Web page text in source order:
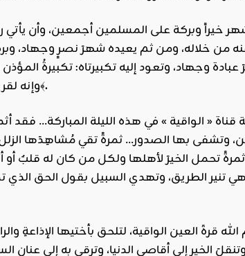
خيراً وبركة على المسلمين أجمعين، وأن يأتي
من خلاله، ومن ثم يعيده شهرَ نصرٍ وجهاد،
وجهاد، وتعود إليه تكبيرتاه: تكبيرةُ
وإنه﴾.
« الواقية » في هذه الليلة المباركة… فقد
وتشفى بها الصدور… ثمرةً تقي مُشاهِدَها
ثمرةً تحمل الخيرَ لأهلها ولكل من كان له
تنير الطريق، وتهدي السبيل بقول الحق الذي
قرةَ العين الواقية، لتلحق بأختيها
الخير إلى أقاصي الدنيا، وترقى به إلى عنان